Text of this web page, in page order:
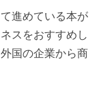
進めている本が
スをおすすめし
国の企業から商